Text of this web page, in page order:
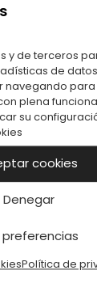
y de terceros
de
navegando
plena
su
cookies
Denegar
preferencias
Política de